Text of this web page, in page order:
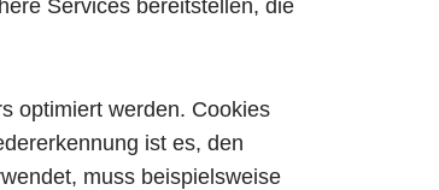
Services bereitstellen, die
optimiert werden. Cookies
ist es, den
muss beispielsweise